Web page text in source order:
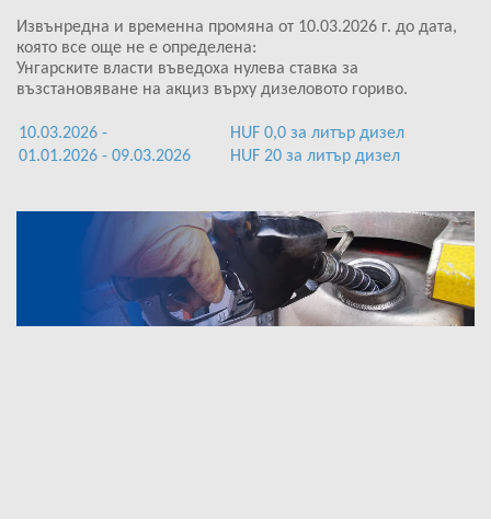
Извънредна и временна промяна от 10.03.2026 г. до дата,
която все още не е определена:
Унгарските власти въведоха нулева ставка за
възстановяване на акциз върху дизеловото гориво.
10.03.2026 -
HUF 0,0 за литър дизел
01.01.2026 - 09.03.2026
HUF 20 за литър дизел